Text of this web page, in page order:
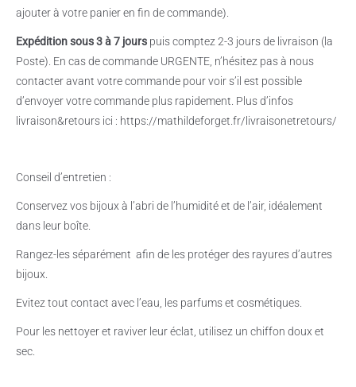
ajouter à votre panier en fin de commande).
Expédition sous 3 à 7 jours puis comptez 2-3 jours de livraison (la
Poste). En cas de commande URGENTE, n’hésitez pas à nous
contacter avant votre commande pour voir s’il est possible
d’envoyer votre commande plus rapidement. Plus d’infos
livraison&retours ici : https://mathildeforget.fr/livraisonetretours/
Conseil d’entretien :
Conservez vos bijoux à l’abri de l’humidité et de l’air, idéalement
dans leur boîte.
Rangez-les séparément afin de les protéger des rayures d’autres
bijoux.
Evitez tout contact avec l’eau, les parfums et cosmétiques.
Pour les nettoyer et raviver leur éclat, utilisez un chiffon doux et
sec.